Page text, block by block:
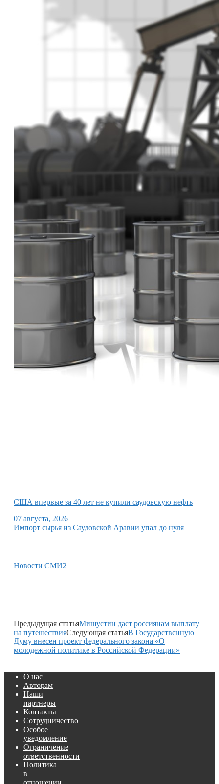
США впервые за 40 лет не купили саудовскую нефть
07 августа, 2026
Импорт сырья из Саудовской Аравии упал до нуля
Новости СМИ2
Предыдущая статьяМишустин даст россиянам выплату
на путешествияСледующая статьяВ Государственную
Думу внесен проект федерального закона «О
молодежной политике в Российской Федерации»
О нас
Авторам
Наши
партнеры
Контакты
Сотрудничество
Особое
уведомление
Ограничение
ответственности
Политика
в
отношении